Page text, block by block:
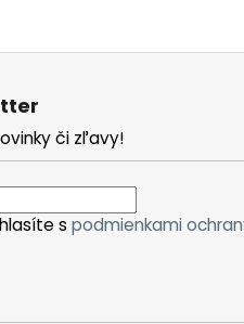
či zľavy!
s podmienkami